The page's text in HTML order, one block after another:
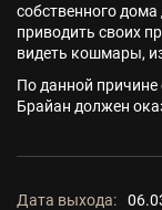
собственного
приводить своих
видеть кошмары,
По данной
Брайан должен
Дата выхода: